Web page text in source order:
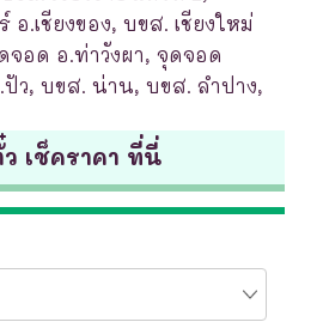
.เชียงของ, บขส. เชียงใหม่
จอด อ.ท่าวังผา, จุดจอด
ว, บขส. น่าน, บขส. ลำปาง,
เช็คราคา ที่นี่